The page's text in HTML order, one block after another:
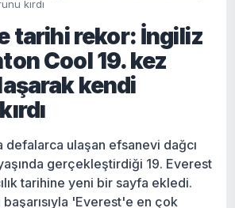
kırdı
tarihi rekor: İngiliz
Cool 19. kez
kendi
defalarca ulaşan efsanevi dağcı
gerçekleştirdiği 19. Everest
tarihine yeni bir sayfa ekledi.
'Everest'e en çok